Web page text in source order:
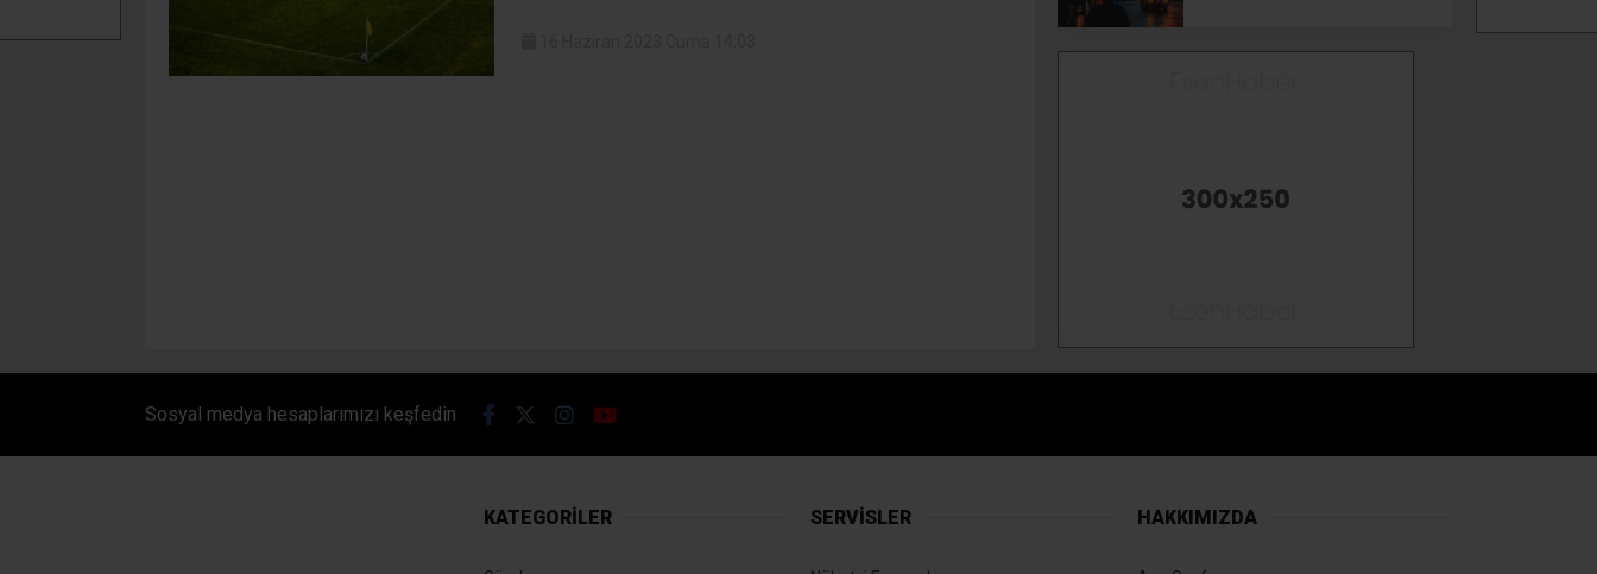
Sosyal medya hesaplarımızı keşfedin
KATEGORİLER SERVİSLER HAKKIMIZDA